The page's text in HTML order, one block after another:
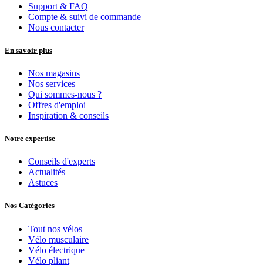
Support & FAQ
Compte & suivi de commande
Nous contacter
En savoir plus
Nos magasins
Nos services
Qui sommes-nous ?
Offres d'emploi
Inspiration & conseils
Notre expertise
Conseils d'experts
Actualités
Astuces
Nos Catégories
Tout nos vélos
Vélo musculaire
Vélo électrique
Vélo pliant